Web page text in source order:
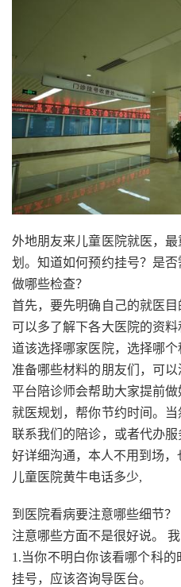
外地朋友来儿童医院就医，
划。知道如何预约挂号？是
做哪些检查？
首先，要先明确自己的就医目
可以多了解下各大医院的资
道该选择哪家医院，选择哪
准备哪些材料的朋友们，可
平台陪诊师会帮助大家提前
就医规划，帮你节约时间。
联系我们的陪诊，或者代办
好详细沟通，本人不用到场，
儿童医院黄牛电话多少,
到医院看病要注意哪些细节？
注意哪些方面不是很好说。 我
1.当你不明白你该看哪个科
挂号，应该咨询导医台。